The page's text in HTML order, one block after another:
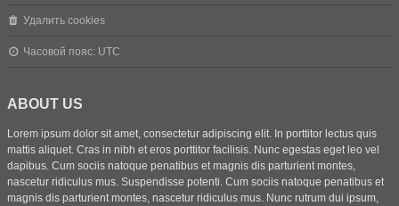
Удалить cookies
Часовой пояс: UTC
ABOUT US
Lorem ipsum dolor sit amet, consectetur adipiscing elit. In porttitor lectus quis
mattis aliquet. Cras in nibh et eros porttitor facilisis. Nunc egestas eget leo vel
dapibus. Cum sociis natoque penatibus et magnis dis parturient montes,
nascetur ridiculus mus. Suspendisse potenti. Cum sociis natoque penatibus et
magnis dis parturient montes, nascetur ridiculus mus. Nunc rutrum dui ipsum,